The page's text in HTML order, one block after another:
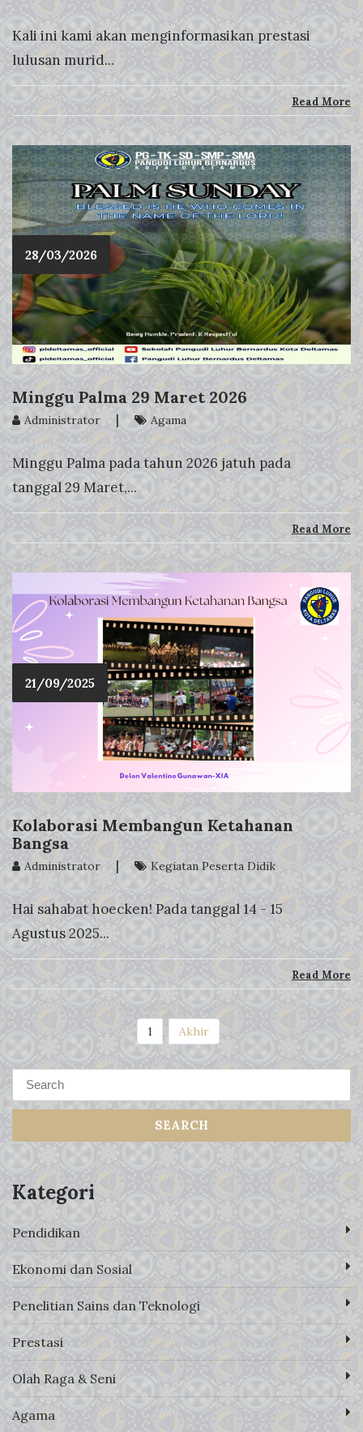
Kali ini kami akan menginformasikan prestasi
lulusan murid...
Read More
28/03/2026
Minggu Palma 29 Maret 2026
Administrator | Agama
Minggu Palma pada tahun 2026 jatuh pada
tanggal 29 Maret,...
Read More
21/09/2025
Kolaborasi Membangun Ketahanan
Bangsa
Administrator | Kegiatan Peserta Didik
Hai sahabat hoecken! Pada tanggal 14 - 15
Agustus 2025...
Read More
1 (current)
Akhir
SEARCH
Kategori
Pendidikan
Ekonomi dan Sosial
Penelitian Sains dan Teknologi
Prestasi
Olah Raga & Seni
Agama